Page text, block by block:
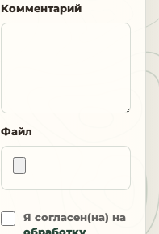
Комментарий
Файл
Я согласен(на) на